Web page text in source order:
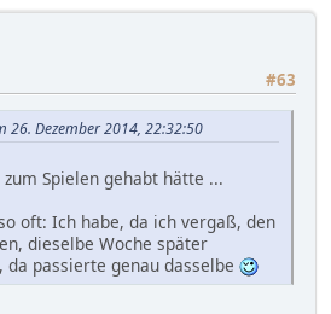
#63
26. Dezember 2014, 22:32:50
Spielen gehabt hätte ...
oft: Ich habe, da ich vergaß, den
dieselbe Woche später
passierte genau dasselbe